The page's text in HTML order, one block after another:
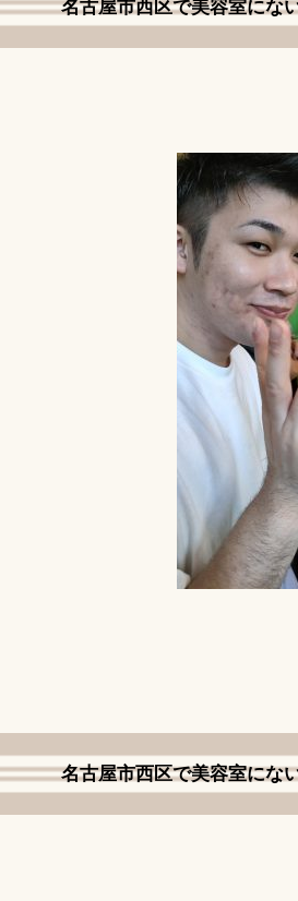
名古屋市西区で美容室にな
名古屋市西区で美容室にな